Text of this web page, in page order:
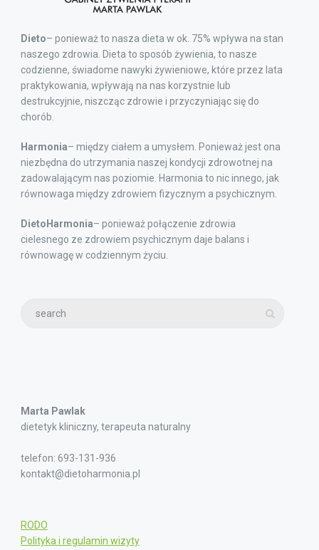
Dieto– ponieważ to nasza dieta w ok. 75% wpływa na stan
naszego zdrowia. Dieta to sposób żywienia, to nasze
codzienne, świadome nawyki żywieniowe, które przez lata
praktykowania, wpływają na nas korzystnie lub
destrukcyjnie, niszcząc zdrowie i przyczyniając się do
chorób.
Harmonia– między ciałem a umysłem. Ponieważ jest ona
niezbędna do utrzymania naszej kondycji zdrowotnej na
zadowalającym nas poziomie. Harmonia to nic innego, jak
równowaga między zdrowiem fizycznym a psychicznym.
DietoHarmonia– ponieważ połączenie zdrowia
cielesnego ze zdrowiem psychicznym daje balans i
równowagę w codziennym życiu.
Marta Pawlak
dietetyk kliniczny, terapeuta naturalny
telefon: 693-131-936
kontakt@dietoharmonia.pl
RODO
Polityka i regulamin wizyty